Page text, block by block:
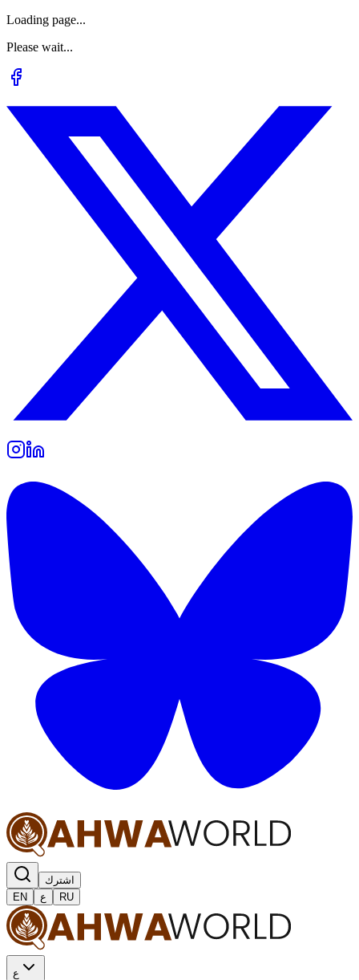
Loading page...
Please wait...
اشترك
EN
ع RU
ع